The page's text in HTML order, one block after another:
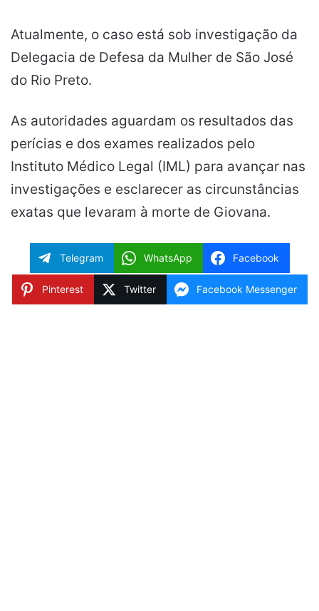
Atualmente, o caso está sob investigação da
Delegacia de Defesa da Mulher de São José
do Rio Preto.
As autoridades aguardam os resultados das
perícias e dos exames realizados pelo
Instituto Médico Legal (IML) para avançar nas
investigações e esclarecer as circunstâncias
exatas que levaram à morte de Giovana.
Telegram WhatsApp Facebook
Pinterest Twitter Facebook Messenger